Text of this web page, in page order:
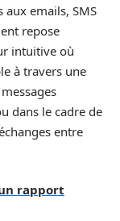
emails, SMS
repose
intuitive où
à travers une
dans le cadre de
entre
rapport